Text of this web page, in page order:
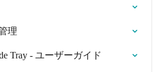
理
Tray - ユーザーガイド